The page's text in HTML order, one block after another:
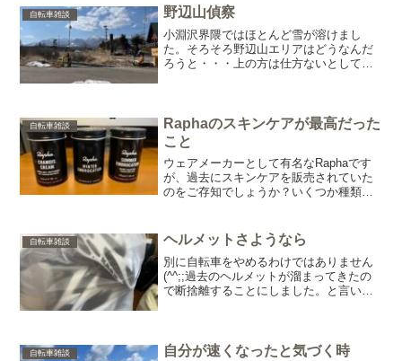
止まらなくなるので(^^;;という自分も最
近やってしま...
自転車雑談 野辺山偵察
小淵沢界隈ではほとんど雪が溶けまし
た。そろそろ野辺山エリアはどうなんだ
ろうと・・・上の方は仕方ないとして、
状況ですが、28号経由...
自転車雑談
Raphaのスキンケアが最高だった
こと
ウェアメーカーとして有名なRaphaです
が、過去にスキンケアを販売されていた
のをご存知でしょうか？いくつか種類が
ついにその姿を完全に消してしまいまし
た・・・僕も愛用し...
自転車雑談 ヘルメットさようなら
別に自転車をやめるわけではありません
(^^;;過去のヘルメットが溜まってきたの
で断捨離することにしました。と言いま
わないようにしてい...
自転車雑談 自分が速くなったと気づく時